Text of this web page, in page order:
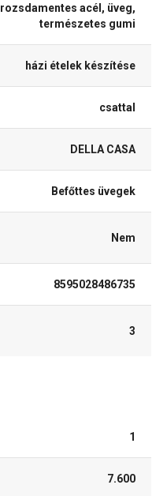
rozsdamentes acél, üveg,
természetes gumi
házi ételek készítése
csattal
DELLA CASA
Befőttes üvegek
Nem
8595028486735
3
1
7.600